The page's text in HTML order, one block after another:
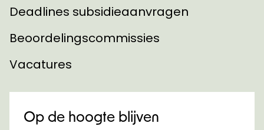
Deadlines subsidieaanvragen
Beoordelingscommissies
Vacatures
Op de hoogte blijven